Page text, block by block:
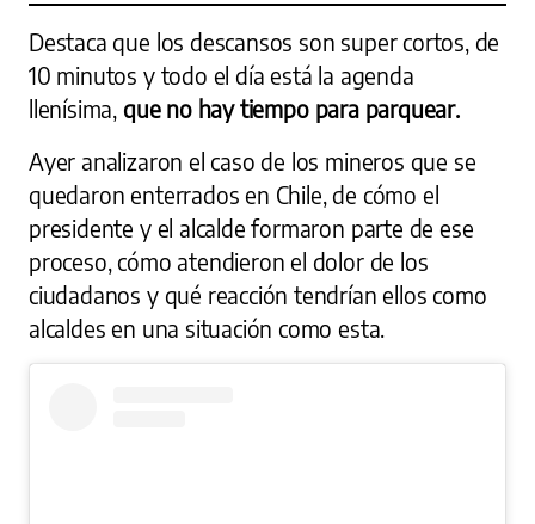
Destaca que los descansos son super cortos, de
10 minutos y todo el día está la agenda
llenísima, que no hay tiempo para parquear.
Ayer analizaron el caso de los mineros que se
quedaron enterrados en Chile, de cómo el
presidente y el alcalde formaron parte de ese
proceso, cómo atendieron el dolor de los
ciudadanos y qué reacción tendrían ellos como
alcaldes en una situación como esta.